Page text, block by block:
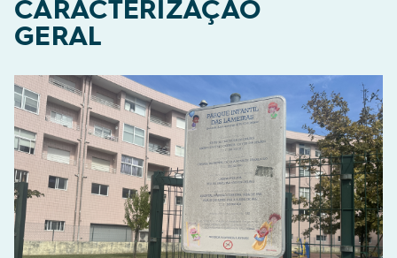
CARACTERIZAÇÃO
GERAL